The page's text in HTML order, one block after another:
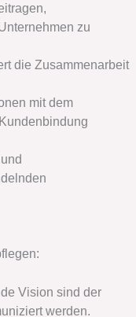
zu
die Zusammenarbeit
mit dem
Vision sind der
werden.